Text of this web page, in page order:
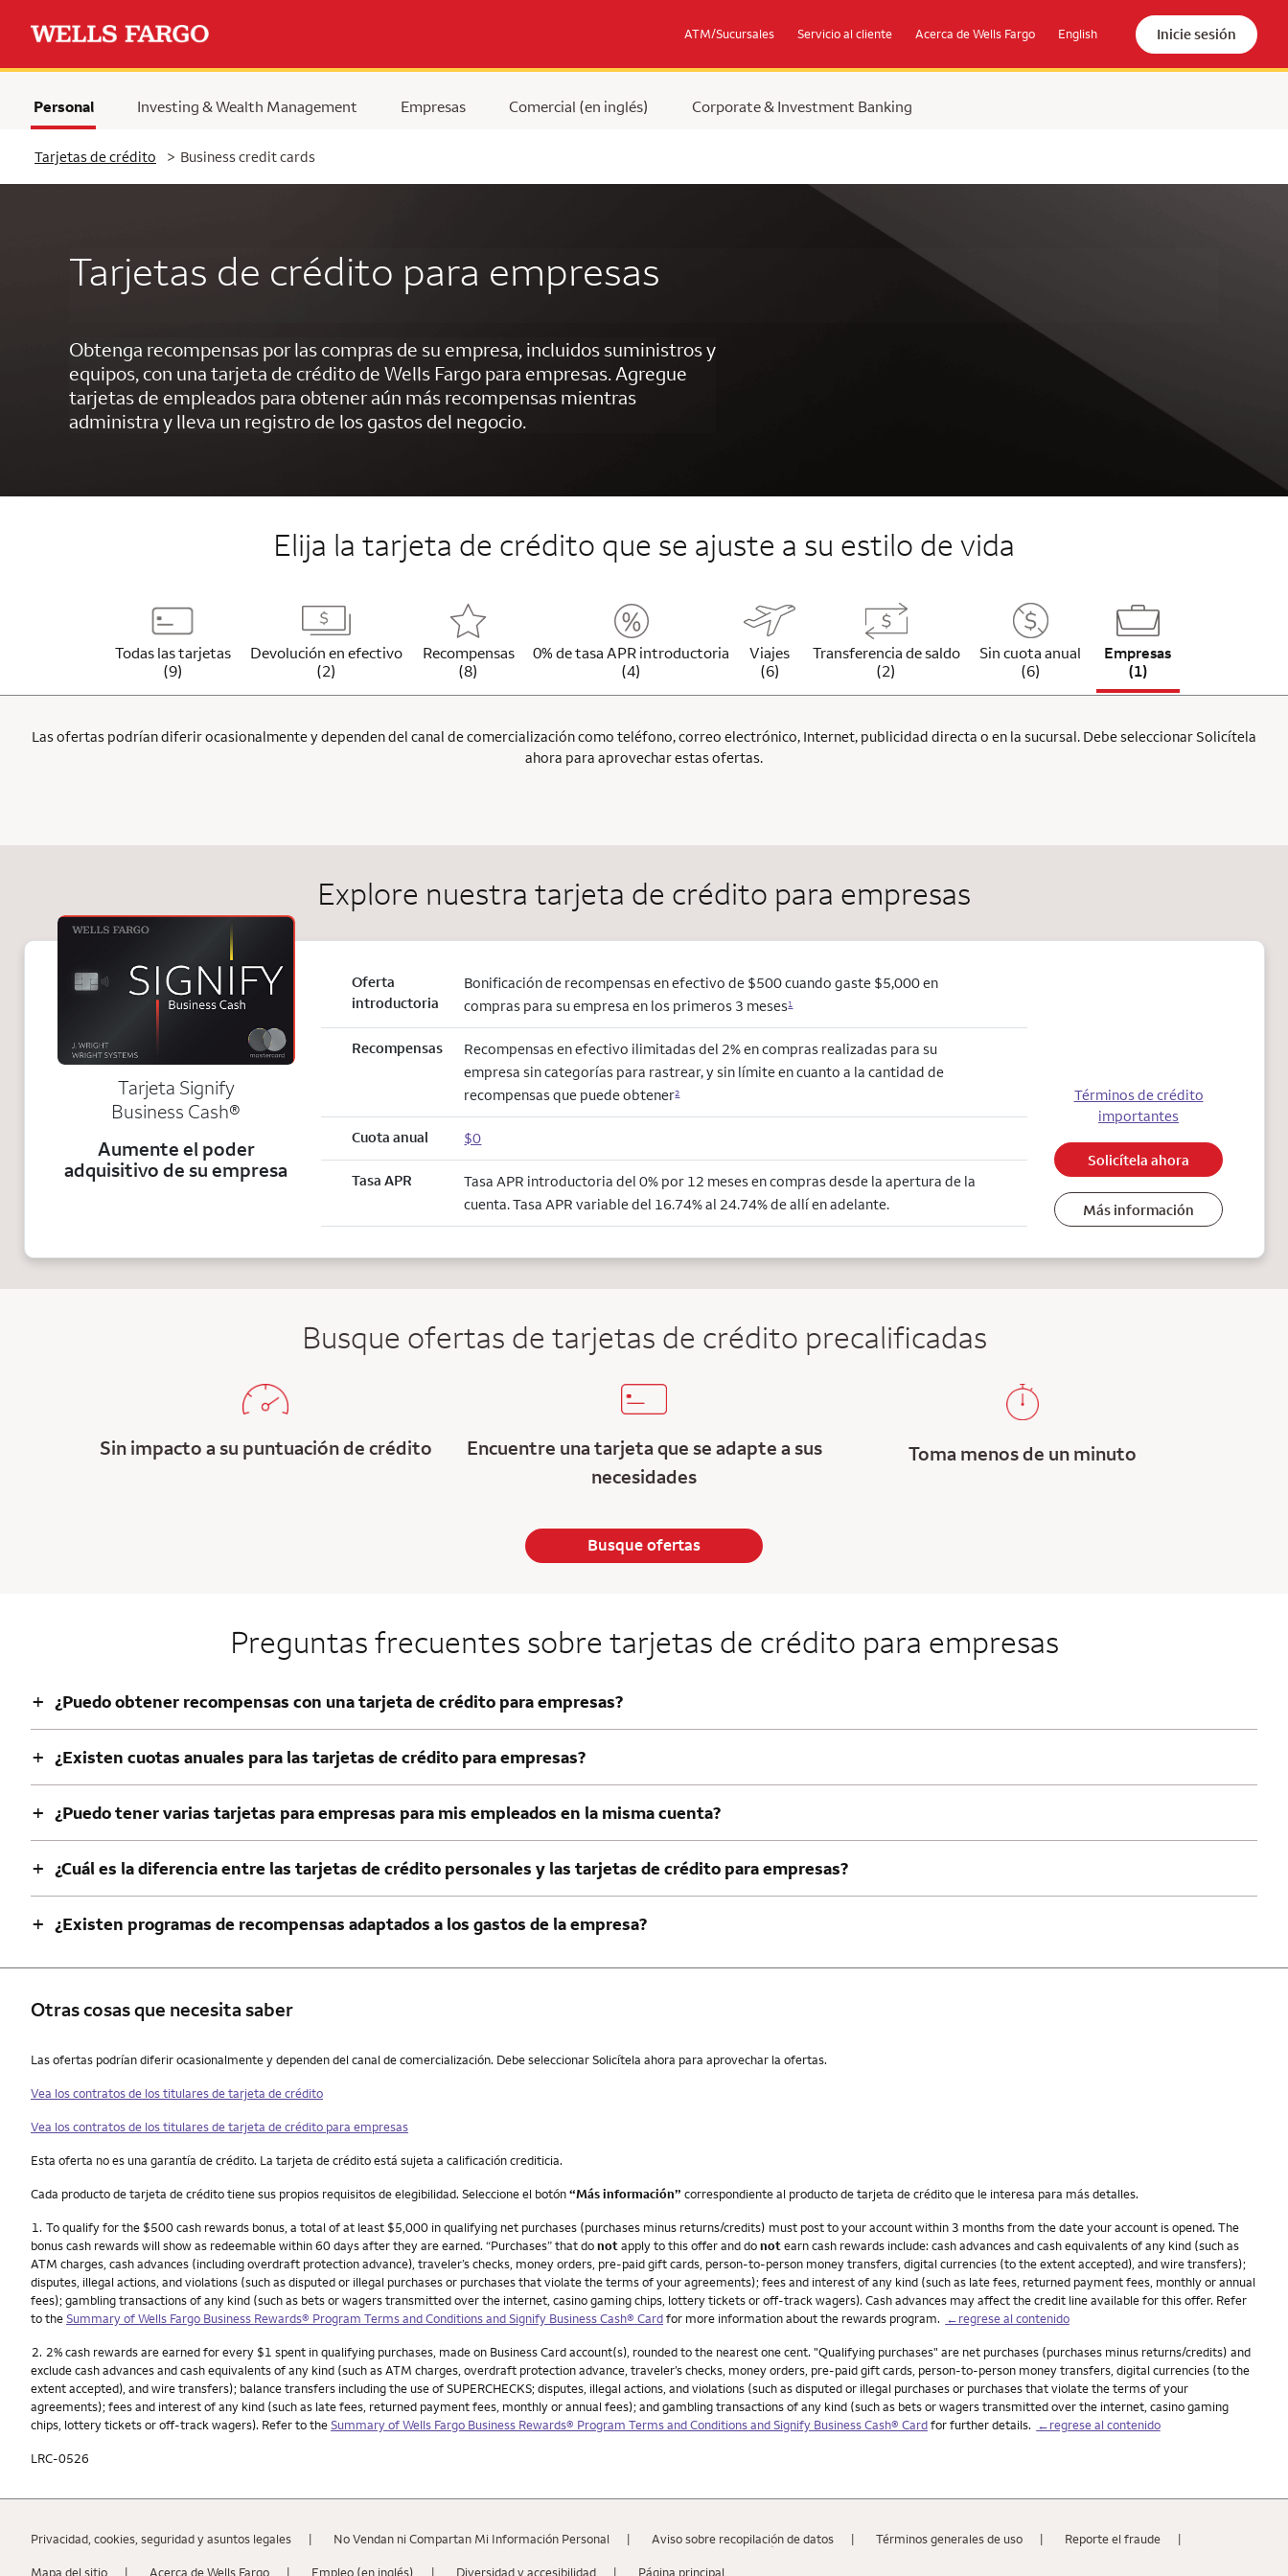
ATM/Sucursales Servicio al cliente Acerca de Wells Fargo English Inicie sesión
Personal Investing & Wealth Management Empresas Comercial (en inglés) Corporate & Investment Banking
Tarjetas de crédito > Business credit cards
Tarjetas de crédito para empresas
Obtenga recompensas por las compras de su empresa, incluidos suministros y
equipos, con una tarjeta de crédito de Wells Fargo para empresas. Agregue
tarjetas de empleados para obtener aún más recompensas mientras
administra y lleva un registro de los gastos del negocio.
Elija la tarjeta de crédito que se ajuste a su estilo de vida
Todas las tarjetas
(9)
Devolución en efectivo
(2)
Recompensas
(8)
0% de tasa APR introductoria
(4)
Viajes
(6)
Transferencia de saldo
(2)
Sin cuota anual
(6)
Empresas
(1)
Las ofertas podrían diferir ocasionalmente y dependen del canal de comercialización como teléfono, correo electrónico, Internet, publicidad directa o en la sucursal. Debe seleccionar Solicítela
ahora para aprovechar estas ofertas.
Explore nuestra tarjeta de crédito para empresas
Tarjeta Signify
Business Cash®
Aumente el poder
adquisitivo de su empresa
Oferta
introductoria
Bonificación de recompensas en efectivo de $500 cuando gaste $5,000 en
compras para su empresa en los primeros 3 meses1
Recompensas
Recompensas en efectivo ilimitadas del 2% en compras realizadas para su
empresa sin categorías para rastrear, y sin límite en cuanto a la cantidad de
recompensas que puede obtener2
Cuota anual $0
Tasa APR
Tasa APR introductoria del 0% por 12 meses en compras desde la apertura de la
cuenta. Tasa APR variable del 16.74% al 24.74% de allí en adelante.
Términos de crédito
importantes
Solicítela ahora
Más información
Busque ofertas de tarjetas de crédito precalificadas
Sin impacto a su puntuación de crédito
Encuentre una tarjeta que se adapte a sus
necesidades
Toma menos de un minuto
Busque ofertas
Preguntas frecuentes sobre tarjetas de crédito para empresas
+ ¿Puedo obtener recompensas con una tarjeta de crédito para empresas?
+ ¿Existen cuotas anuales para las tarjetas de crédito para empresas?
+ ¿Puedo tener varias tarjetas para empresas para mis empleados en la misma cuenta?
+ ¿Cuál es la diferencia entre las tarjetas de crédito personales y las tarjetas de crédito para empresas?
+ ¿Existen programas de recompensas adaptados a los gastos de la empresa?
Otras cosas que necesita saber
Otras cosas que necesita saber
Las ofertas podrían diferir ocasionalmente y dependen del canal de comercialización. Debe seleccionar Solicítela ahora para aprovechar la ofertas.
Vea los contratos de los titulares de tarjeta de crédito
Vea los contratos de los titulares de tarjeta de crédito para empresas
Esta oferta no es una garantía de crédito. La tarjeta de crédito está sujeta a calificación crediticia.
Cada producto de tarjeta de crédito tiene sus propios requisitos de elegibilidad. Seleccione el botón“Más información” correspondiente al producto de tarjeta de crédito que le interesa para más detalles.
Nota
1. To qualify for the $500 cash rewards bonus, a total of at least $5,000 in qualifying net purchases (purchases minus returns/credits) must post to your account within 3 months from the date your account is opened. The
bonus cash rewards will show as redeemable within 60 days after they are earned. “Purchases” that donotapply to this offer and donotearn cash rewards include: cash advances and cash equivalents of any kind (such as
ATM charges, cash advances (including overdraft protection advance), traveler’s checks, money orders, pre-paid gift cards, person-to-person money transfers, digital currencies (to the extent accepted), and wire transfers);
disputes, illegal actions, and violations (such as disputed or illegal purchases or purchases that violate the terms of your agreements); fees and interest of any kind (such as late fees, returned payment fees, monthly or annual
fees); gambling transactions of any kind (such as bets or wagers transmitted over the internet, casino gaming chips, lottery tickets or off-track wagers). Cash advances may affect the credit line available for this offer. Refer
to theSummary of Wells Fargo Business Rewards® Program Terms and Conditions and Signify Business Cash® Cardfor more information about the rewards program. ←regrese al contenido
Nota
2. 2% cash rewards are earned for every $1 spent in qualifying purchases, made on Business Card account(s), rounded to the nearest one cent. "Qualifying purchases" are net purchases (purchases minus returns/credits) and
exclude cash advances and cash equivalents of any kind (such as ATM charges, overdraft protection advance, traveler’s checks, money orders, pre-paid gift cards, person-to-person money transfers, digital currencies (to the
extent accepted), and wire transfers); balance transfers including the use of SUPERCHECKS; disputes, illegal actions, and violations (such as disputed or illegal purchases or purchases that violate the terms of your
agreements); fees and interest of any kind (such as late fees, returned payment fees, monthly or annual fees); and gambling transactions of any kind (such as bets or wagers transmitted over the internet, casino gaming
chips, lottery tickets or off-track wagers). Refer to theSummary of Wells Fargo Business Rewards® Program Terms and Conditions and Signify Business Cash® Cardfor further details. ←regrese al contenido
LRC-0526
Privacidad, cookies, seguridad y asuntos legales No Vendan ni Compartan Mi Información Personal Aviso sobre recopilaciؚón de datos Términos generales de uso Reporte el fraude
Mapa del sitio Acerca de Wells Fargo Empleo (en inglés) Diversidad y accesibilidad Página principal